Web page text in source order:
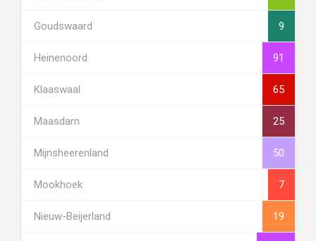
Goudswaard 9
Heinenoord 91
Klaaswaal 65
Maasdam 25
Mijnsheerenland 50
Mookhoek 7
Nieuw-Beijerland 19